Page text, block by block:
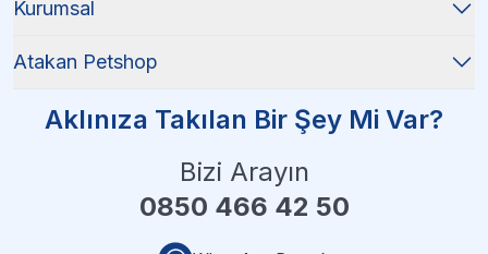
Kurumsal
Atakan Petshop
Aklınıza Takılan Bir Şey Mi Var?
Bizi Arayın
0850 466 42 50